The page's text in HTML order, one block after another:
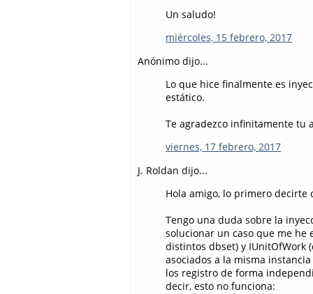
Un saludo!
miércoles, 15 febrero, 2017
Anónimo dijo...
Lo que hice finalmente es
estático.
Te agradezco infinitamente tu
viernes, 17 febrero, 2017
J. Roldan dijo...
Hola amigo, lo primero decirte
Tengo una duda sobre la
solucionar un caso que me he
distintos dbset) y IUnitOfWork
asociados a la misma
los registro de forma
decir, esto no funciona: